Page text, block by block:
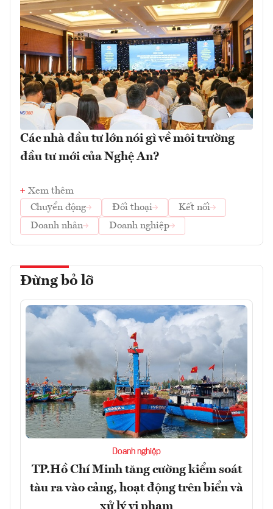
Các nhà đầu tư lớn nói gì về môi trường
đầu tư mới của Nghệ An?
Xem thêm
Chuyển động
Đối thoại
Kết nối
Doanh nhân
Doanh nghiệp
Đừng bỏ lỡ
Doanh nghiệp
TP.Hồ Chí Minh tăng cường kiểm soát
tàu ra vào cảng, hoạt động trên biển và
xử lý vi phạm